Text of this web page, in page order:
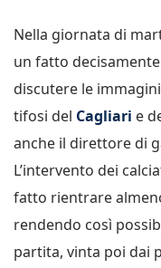
Nella giornata di
un fatto
discutere le
tifosi del Cagliari e
anche il direttore di
L’intervento dei
fatto rientrare
rendendo così
partita, vinta poi dai